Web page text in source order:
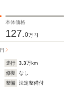
接近/リア
ンドル キ
本体価格
127.0万円
円
走行 3.3万km
修復
なし
整備
法定整備付